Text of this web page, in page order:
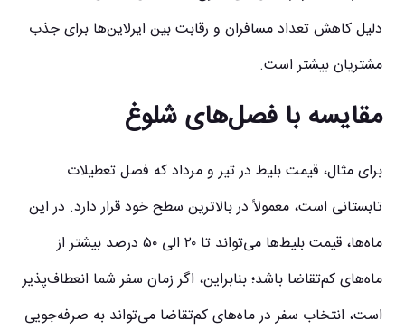
دلیل کاهش تعداد مسافران و رقابت بین ایرلاین‌ها برای جذب
مشتریان بیشتر است.
مقایسه با فصل‌های شلوغ
برای مثال، قیمت بلیط در تیر و مرداد که فصل تعطیلات
تابستانی است، معمولاً در بالاترین سطح خود قرار دارد. در این
ماه‌ها، قیمت بلیط‌ها می‌تواند تا ۲۰ الی ۵۰ درصد بیشتر از
ماه‌های کم‌تقاضا باشد؛ بنابراین، اگر زمان سفر شما انعطاف‌پذیر
است، انتخاب سفر در ماه‌های کم‌تقاضا می‌تواند به صرفه‌جویی